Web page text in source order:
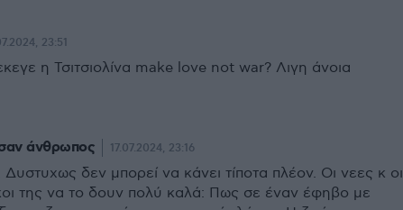
23:51
η Τσιτσιολίνα make love not war? Λιγη άνοια
άνθρωπος 17.07.2024, 23:16
δεν μπορεί να κάνει τίποτα πλέον. Οι νεες κ οι
της να το δουν πολύ καλά: Πως σε έναν έφηβο με